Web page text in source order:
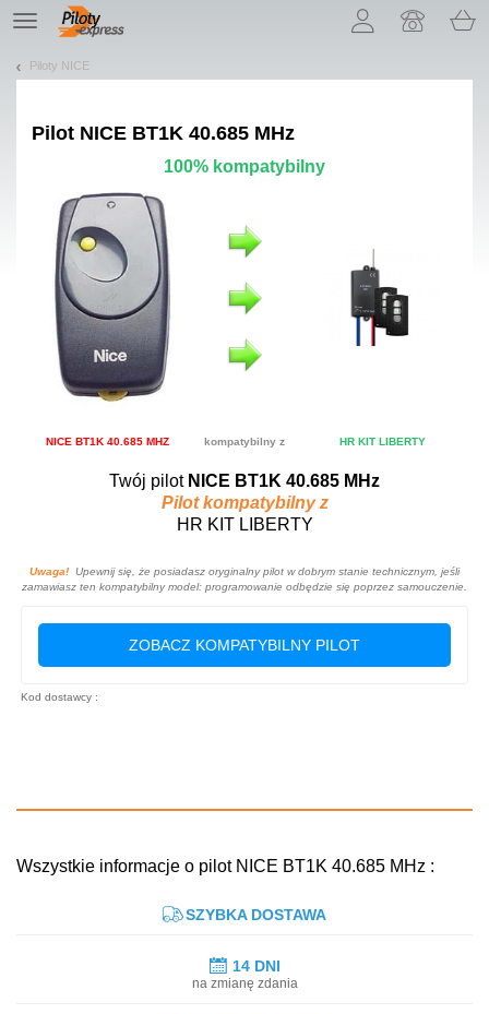
TE
navigation
Piloty NICE
Pilot NICE BT1K 40.685 MHz
100% kompatybilny
NICE BT1K 40.685 MHZ kompatybilny z HR KIT LIBERTY
Twój pilot NICE BT1K 40.685 MHz
Pilot kompatybilny z
HR KIT LIBERTY
Uwaga! Upewnij się, że posiadasz oryginalny pilot w dobrym stanie technicznym, jeśli
zamawiasz ten kompatybilny model: programowanie odbędzie się poprzez samouczenie.
ZOBACZ KOMPATYBILNY PILOT
Kod dostawcy :
Wszystkie informacje o pilot NICE BT1K 40.685 MHz :
SZYBKA DOSTAWA
14 DNI
na zmianę zdania
Pozwól, że przedstawimy nasze ciasteczka!